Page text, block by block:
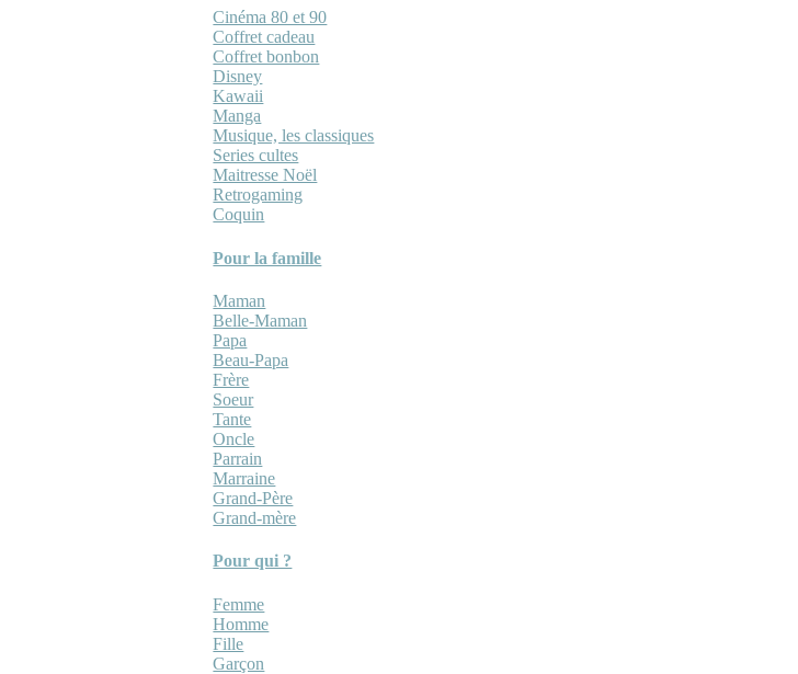
Cinéma 80 et 90
Coffret cadeau
Coffret bonbon
Disney
Kawaii
Manga
Musique, les classiques
Series cultes
Maitresse Noël
Retrogaming
Coquin
Pour la famille
Maman
Belle-Maman
Papa
Beau-Papa
Frère
Soeur
Tante
Oncle
Parrain
Marraine
Grand-Père
Grand-mère
Pour qui ?
Femme
Homme
Fille
Garçon